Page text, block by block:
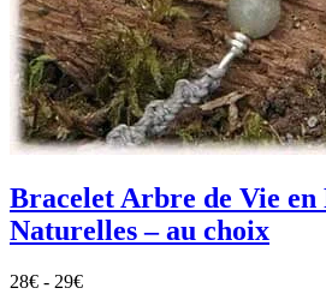
Bracelet Arbre de Vie en
Naturelles – au choix
28€ - 29€